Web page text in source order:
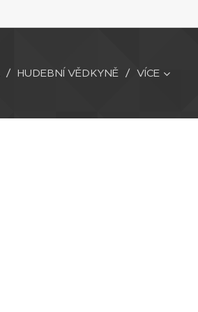
HUDEBNÍ VĚDKYNĚ VÍCE